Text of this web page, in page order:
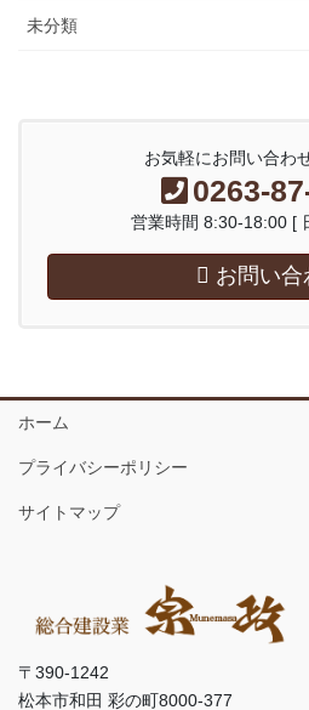
未分類
お気軽にお問い合わ
0263-
営業時間 8:30-18:00 [
お問い合
ホーム
プライバシーポリシー
サイトマップ
〒390-1242
松本市和田 彩の町8000-377